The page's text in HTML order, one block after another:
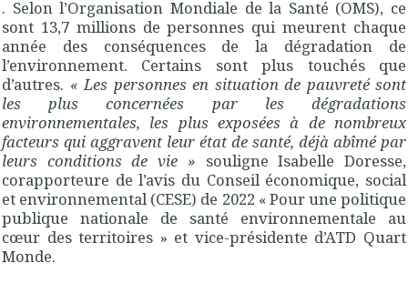
. Selon l’Organisation Mondiale de la Santé (OMS), ce
sont 13,7 millions de personnes qui meurent chaque
année des conséquences de la dégradation de
l’environnement. Certains sont plus touchés que
d’autres. « Les personnes en situation de pauvreté sont
les plus concernées par les dégradations
environnementales, les plus exposées à de nombreux
facteurs qui aggravent leur état de santé, déjà abîmé par
leurs conditions de vie » souligne Isabelle Doresse,
corapporteure de l’avis du Conseil économique, social
et environnemental (CESE) de 2022 « Pour une politique
publique nationale de santé environnementale au
cœur des territoires » et vice-présidente d’ATD Quart
Monde.